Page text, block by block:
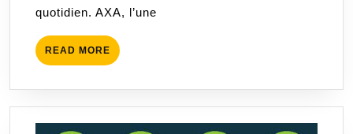
quotidien. AXA, l’une
READ MORE READ
MORE